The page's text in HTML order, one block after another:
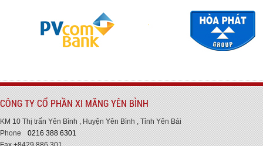
CÔNG TY CỔ PHẦN XI MĂNG YÊN BÌNH
KM 10 Thị trấn Yên Bình , Huyện Yên Bình , Tỉnh Yên Bái
Phone
0216 388 6301